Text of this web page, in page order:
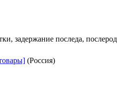
задержание последа,
(Россия)